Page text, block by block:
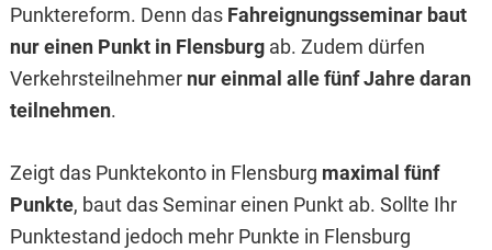
Punktereform. Denn das Fahreignungsseminar baut
nur einen Punkt in Flensburgab. Zudem dürfen
Verkehrsteilnehmer nur einmal alle fünf Jahre daran
teilnehmen.
Zeigt das Punktekonto in Flensburg maximal fünf
Punkte, baut das Seminar einen Punkt ab. Sollte Ihr
Punktestand jedoch mehr Punkte in Flensburg